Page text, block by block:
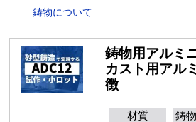
鋳物について
鋳物用アルミ
カスト用アル
徴
材質
鋳